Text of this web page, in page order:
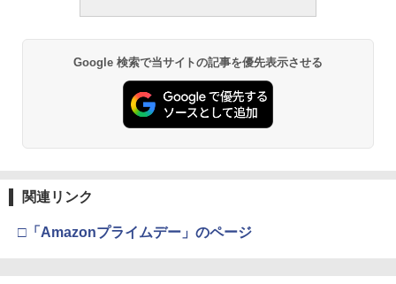
Google 検索で当サイトの記事を優先表示させる
関連リンク
□「Amazonプライムデー」のページ